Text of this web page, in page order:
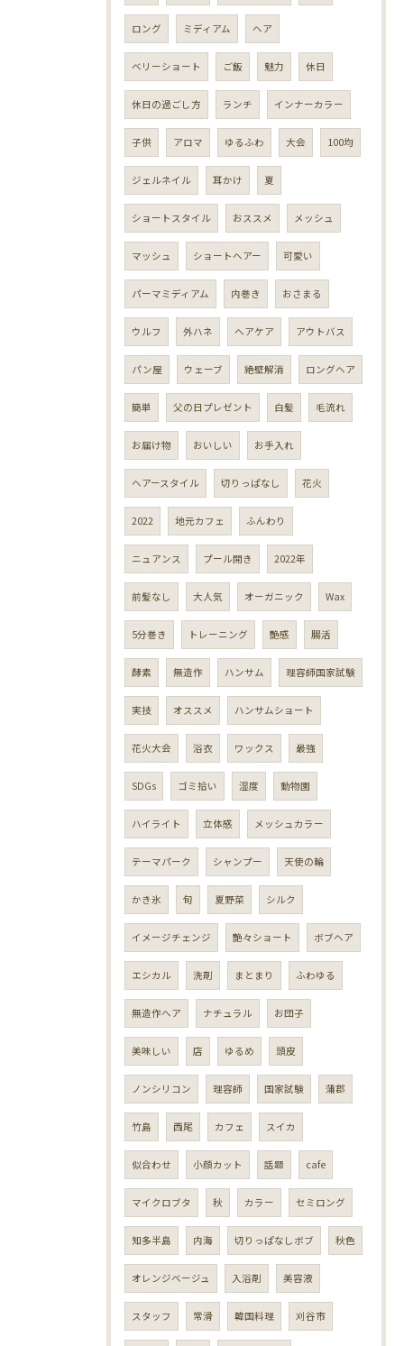
ロング ミディアム ヘア
ベリーショート ご飯 魅力 休日
休日の過ごし方 ランチ インナーカラー
子供 アロマ ゆるふわ 大会 100均
ジェルネイル 耳かけ 夏
ショートスタイル おススメ メッシュ
マッシュ ショートヘアー 可愛い
パーマミディアム 内巻き おさまる
ウルフ 外ハネ ヘアケア アウトバス
パン屋 ウェーブ 絶壁解消 ロングヘア
簡単 父の日プレゼント 白髪 毛流れ
お届け物 おいしい お手入れ
ヘアースタイル 切りっぱなし 花火
2022 地元カフェ ふんわり
ニュアンス プール開き 2022年
前髪なし 大人気 オーガニック Wax
5分巻き トレーニング 艶感 腸活
酵素 無造作 ハンサム 理容師国家試験
実技 オススメ ハンサムショート
花火大会 浴衣 ワックス 最強
SDGs ゴミ拾い 湿度 動物園
ハイライト 立体感 メッシュカラー
テーマパーク シャンプー 天使の輪
かき氷 旬 夏野菜 シルク
イメージチェンジ 艶々ショート ボブヘア
エシカル 洗剤 まとまり ふわゆる
無造作ヘア ナチュラル お団子
美味しい 店 ゆるめ 頭皮
ノンシリコン 理容師 国家試験 蒲郡
竹島 西尾 カフェ スイカ
似合わせ 小顔カット 話題 cafe
マイクロブタ 秋 カラー セミロング
知多半島 内海 切りっぱなしボブ 秋色
オレンジベージュ 入浴剤 美容液
スタッフ 常滑 韓国料理 刈谷市